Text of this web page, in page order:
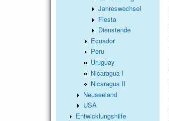
Jahreswechsel
Fiesta
Dienstende
Ecuador
Peru
Uruguay
Nicaragua I
Nicaragua II
Neuseeland
USA
Entwicklungshilfe